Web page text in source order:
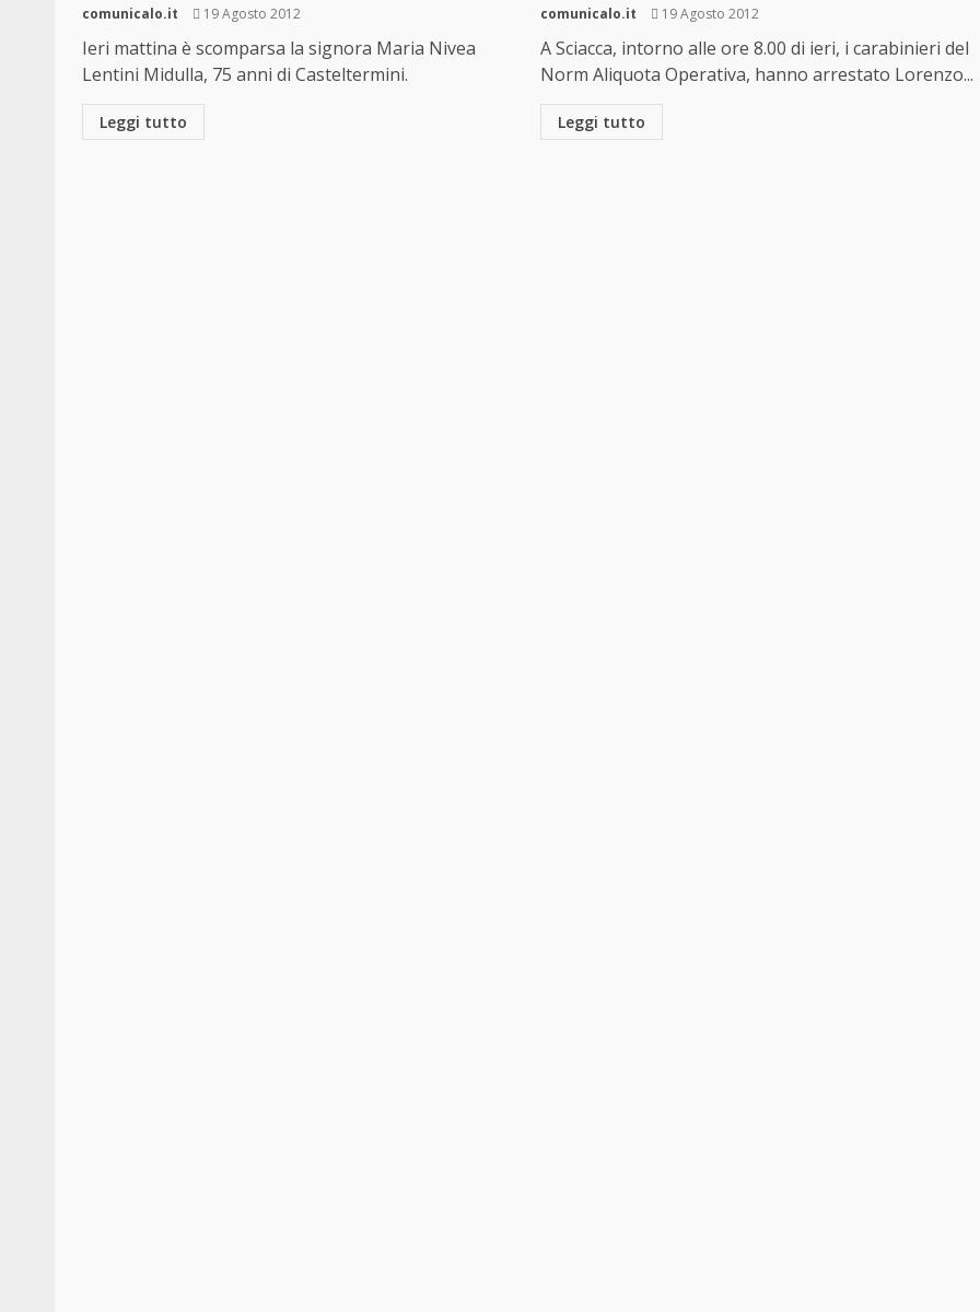
comunicalo.it 19 Agosto 2012
Ieri mattina è scomparsa la signora Maria Nivea
Lentini Midulla, 75 anni di Casteltermini.
Leggi tutto
comunicalo.it 19 Agosto 2012
A Sciacca, intorno alle ore 8.00 di ieri, i carabinieri del
Norm Aliquota Operativa, hanno arrestato Lorenzo...
Leggi tutto